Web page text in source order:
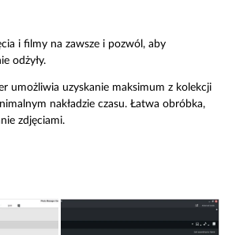
i filmy na zawsze i pozwól, aby
odżyły.
umożliwia uzyskanie maksimum z kolekcji
nakładzie czasu. Łatwa obróbka,
zdjęciami.